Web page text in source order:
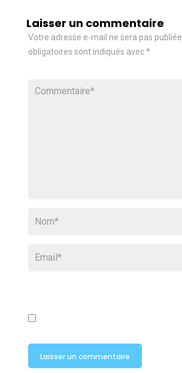
Laisser un commentaire
Votre adresse e-mail ne sera pas publiée.
obligatoires sont indiqués avec*